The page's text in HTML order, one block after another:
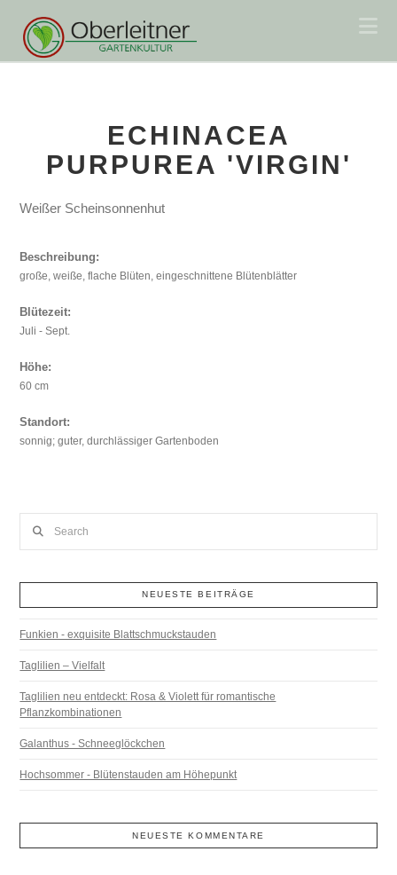
ECHINACEA
PURPUREA 'VIRGIN'
Weißer Scheinsonnenhut
Beschreibung:
große, weiße, flache Blüten, eingeschnittene Blütenblätter
Blütezeit:
Juli - Sept.
Höhe:
60 cm
Standort:
sonnig; guter, durchlässiger Gartenboden
NEUESTE BEITRÄGE
Funkien - exquisite Blattschmuckstauden
Taglilien – Vielfalt
Taglilien neu entdeckt: Rosa & Violett für romantische
Pflanzkombinationen
Galanthus - Schneeglöckchen
Hochsommer - Blütenstauden am Höhepunkt
NEUESTE KOMMENTARE